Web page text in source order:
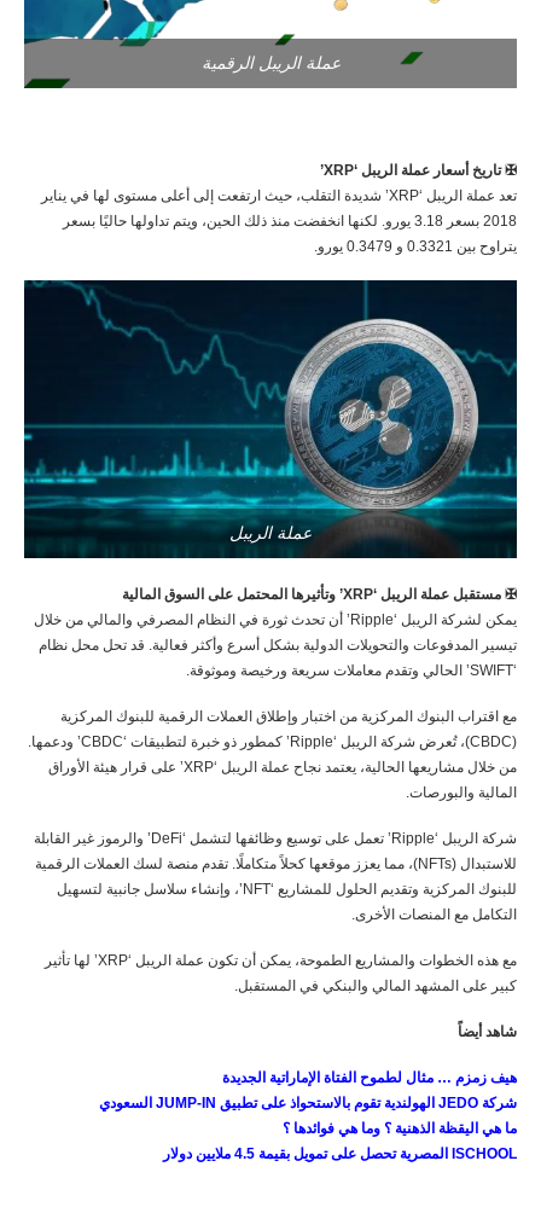
عملة الريبل الرقمية
✠ تاريخ أسعار عملة الريبل ‘XRP’
تعد عملة الريبل ‘XRP’ شديدة التقلب، حيث ارتفعت إلى أعلى مستوى لها في يناير
2018 بسعر 3.18 يورو. لكنها انخفضت منذ ذلك الحين، ويتم تداولها حاليًا بسعر
يتراوح بين 0.3321 و 0.3479 يورو.
عملة الريبل
✠ مستقبل عملة الريبل ‘XRP’ وتأثيرها المحتمل على السوق المالية
يمكن لشركة الريبل ‘Ripple’ أن تحدث ثورة في النظام المصرفي والمالي من خلال
تيسير المدفوعات والتحويلات الدولية بشكل أسرع وأكثر فعالية. قد تحل محل نظام
‘SWIFT’ الحالي وتقدم معاملات سريعة ورخيصة وموثوقة.
مع اقتراب البنوك المركزية من اختبار وإطلاق العملات الرقمية للبنوك المركزية
(CBDC)، تُعرض شركة الريبل ‘Ripple’ كمطور ذو خبرة لتطبيقات ‘CBDC’ ودعمها.
من خلال مشاريعها الحالية، يعتمد نجاح عملة الريبل ‘XRP’ على قرار هيئة الأوراق
المالية والبورصات.
شركة الريبل ‘Ripple’ تعمل على توسيع وظائفها لتشمل ‘DeFi’ والرموز غير القابلة
للاستبدال (NFTs)، مما يعزز موقعها كحلاً متكاملًا. تقدم منصة لسك العملات الرقمية
للبنوك المركزية وتقديم الحلول للمشاريع ‘NFT’، وإنشاء سلاسل جانبية لتسهيل
التكامل مع المنصات الأخرى.
مع هذه الخطوات والمشاريع الطموحة، يمكن أن تكون عملة الريبل ‘XRP’ لها تأثير
كبير على المشهد المالي والبنكي في المستقبل.
شاهد أيضاً
هيف زمزم … مثال لطموح الفتاة الإماراتية الجديدة
شركة
الهولندية تقوم بالاستحواذ على تطبيق
السعودي
ما هي اليقظة الذهنية ؟ وما هي فوائدها ؟
ISCHOOL المصرية تحصل على تمويل بقيمة 4.5 ملايين دولار